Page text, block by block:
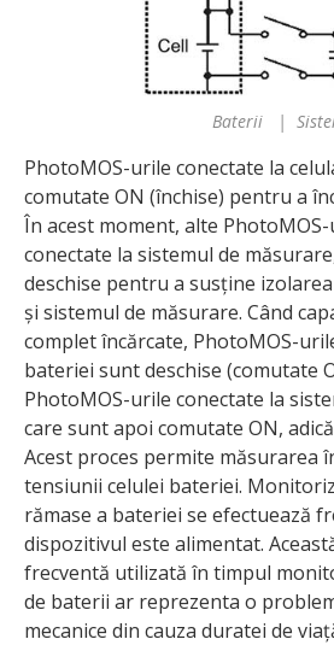
Baterii |
PhotoMOS-urile conectate la
comutate ON (închise) pentru a
În acest moment, alte
conectate la sistemul de
deschise pentru a susține
și sistemul de măsurare. Când
complet încărcate, PhotoMOS-
bateriei sunt deschise (comutate
PhotoMOS-urile conectate la
care sunt apoi comutate ON,
Acest proces permite măsurarea
tensiunii celulei bateriei.
rămase a bateriei se efectuează
dispozitivul este alimentat.
frecventă utilizată în timpul
de baterii ar reprezenta o
mecanice din cauza duratei de